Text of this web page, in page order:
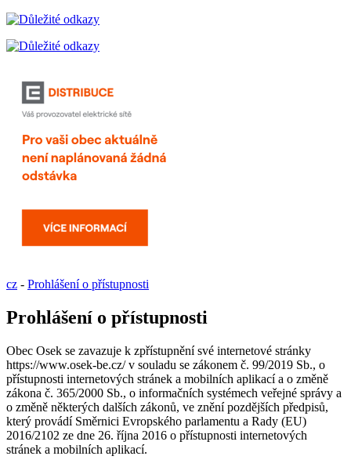
cz - Prohlášení o přístupnosti
Prohlášení o přístupnosti
Obec Osek se zavazuje k zpřístupnění své internetové stránky
https://www.osek-be.cz/ v souladu se zákonem č. 99/2019 Sb., o
přístupnosti internetových stránek a mobilních aplikací a o změně
zákona č. 365/2000 Sb., o informačních systémech veřejné správy a
o změně některých dalších zákonů, ve znění pozdějších předpisů,
který provádí Směrnici Evropského parlamentu a Rady (EU)
2016/2102 ze dne 26. října 2016 o přístupnosti internetových
stránek a mobilních aplikací.